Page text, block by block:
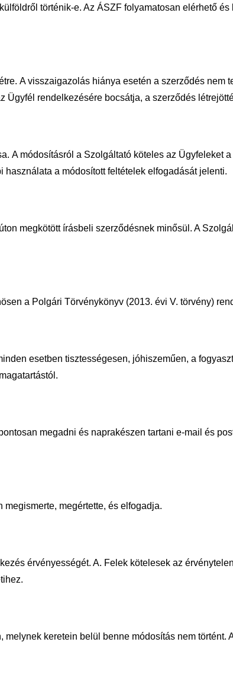
történik-e. Az ÁSZF folyamatosan elérhető és
A visszaigazolás hiánya esetén a szerződés nem
Ügyfél rendelkezésére bocsátja, a szerződés
A módosításról a Szolgáltató köteles az Ügyfeleket
használata a módosított feltételek elfogadását jelenti.
úton megkötött írásbeli szerződésnek minősül. A
a Polgári Törvénykönyv (2013. évi V. törvény)
esetben tisztességesen, jóhiszeműen, a
megadni és naprakészen tartani e-mail és
megismerte, megértette, és elfogadja.
érvényességét. A. Felek kötelesek az
melynek keretein belül benne módosítás nem történt.